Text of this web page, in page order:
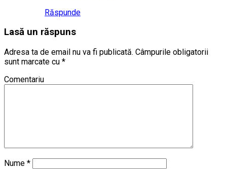
Răspunde
Lasă un răspuns
Adresa ta de email nu va fi publicată. Câmpurile obligatorii
sunt marcate cu *
Comentariu
Nume *